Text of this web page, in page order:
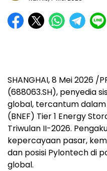
SHANGHAI,8 Mei 2026 /
(688063.SH), penyedia
global, tercantum
(BNEF) Tier 1 Energy
Triwulan II-2026.
kepercayaan pasar,
dan posisi Pylontech di
global.